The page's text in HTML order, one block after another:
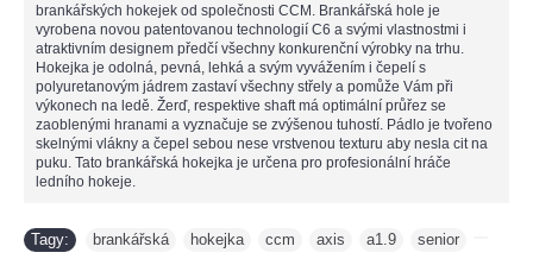
brankářských hokejek od společnosti CCM. Brankářská hole je
vyrobena novou patentovanou technologií C6 a svými vlastnostmi i
atraktivním designem předčí všechny konkurenční výrobky na trhu.
Hokejka je odolná, pevná, lehká a svým vyvážením i čepelí s
polyuretanovým jádrem zastaví všechny střely a pomůže Vám při
výkonech na ledě. Žerď, respektive shaft má optimální průřez se
zaoblenými hranami a vyznačuje se zvýšenou tuhostí. Pádlo je tvořeno
skelnými vlákny a čepel sebou nese vrstvenou texturu aby nesla cit na
puku. Tato brankářská hokejka je určena pro profesionální hráče
ledního hokeje.
Tagy: brankářská hokejka ccm axis a1.9 senior